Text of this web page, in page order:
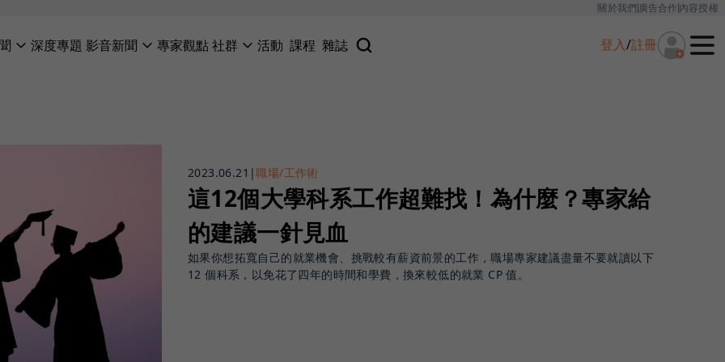
關於我們廣告合作內容授權
深度專題 影音新聞 專家觀點社群 活動 課程 雜誌 登入/註冊
2023.06.21 |職場/工作術
這12個大學科系工作超難找！為什麼？專家給
的建議一針見血
如果你想拓寬自己的就業機會、挑戰較有薪資前景的工作，職場專家建議盡量不要就讀以下
12 個科系，以免花了四年的時間和學費，換來較低的就業 CP 值。